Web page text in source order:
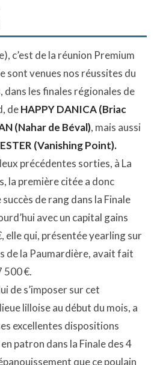
c’est de la réunion Premium
sont venues nos réussites du
les finales régionales de
deHAPPY DANICA (Briac
(Nahar de Béval), mais aussi
(Vanishing Point).
précédentes sorties, à La
la première citée a donc
de rang dans la Finale
avec un capital gains
elle qui, présentée yearling sur
de la Paumardière, avait fait
500 €.
de s’imposer sur cet
lilloise au début du mois, a
excellentes dispositions
patron dans la Finale des 4
que ce poulain